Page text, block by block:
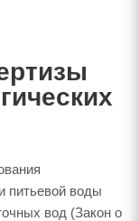
питьевой воды
вод (Закон о